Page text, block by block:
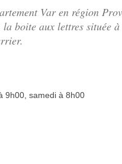
Var en région
boite aux lettres située
9h00, samedi à 8h00